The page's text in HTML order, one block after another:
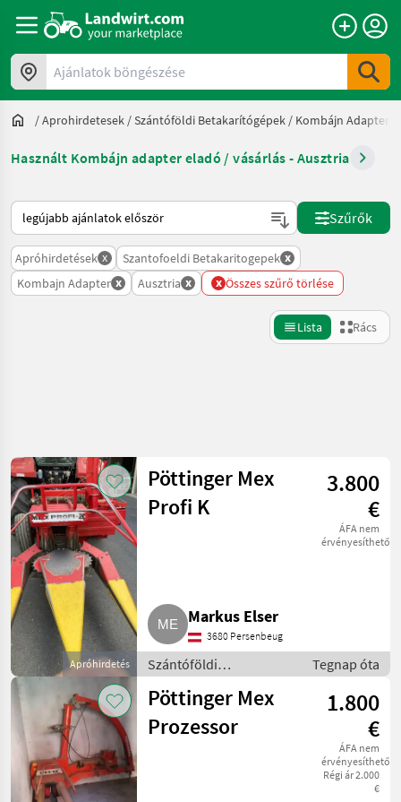
Ajánlatok böngészése
/Aprohirdetesek /Szántóföldi Betakarítógépek / Kombájn Adapter
Használt Kombájn adapter eladó / vásárlás - Ausztria
Így van sorba rendezve a Landwirt.com-on
Szűrők
Apróhirdetések x Szantofoeldi Betakaritogepek x
Kombajn Adapter x Ausztria x x Összes szűrő törlése
Lista Rács
Kategória 4 Ország 1 Szűrők
AKTUÁLIS
ÚTVONAL
Mezőgazdasági
gépek/eszközök
Szantofoeldi
Betakaritogepek
Kombajn
Adapter
KATEGÓRIA
KIVÁLASZTÁSA
Sonstige
36
Claas
13
Visszaállítás
Apróhirdetés
Pöttinger Mex
Profi K
3.800
€
ÁFA nem
érvényesíthető
Markus Elser
3680 Persenbeug
Szántóföldi
betakarítógépek /
Kombájn adapter
Tegnap óta
Pöttinger Mex
Prozessor
1.800
€
ÁFA nem
érvényesíthető
Régi ár 2.000
€